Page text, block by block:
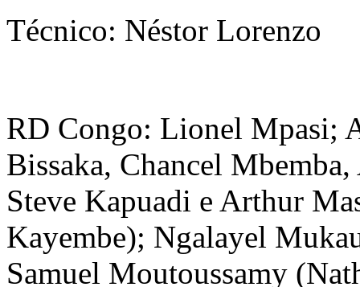
Técnico: Néstor Lorenzo
RD Congo: Lionel Mpasi;
Bissaka, Chancel
Steve Kapuadi e Arthur
Kayembe); Ngalayel
Samuel Moutoussamy